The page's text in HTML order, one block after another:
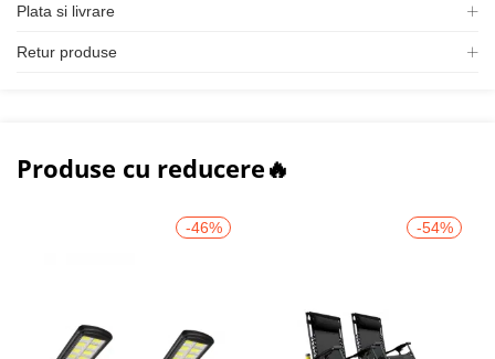
Plata si livrare
Retur produse
Produse cu reducere🔥
-46% -54%